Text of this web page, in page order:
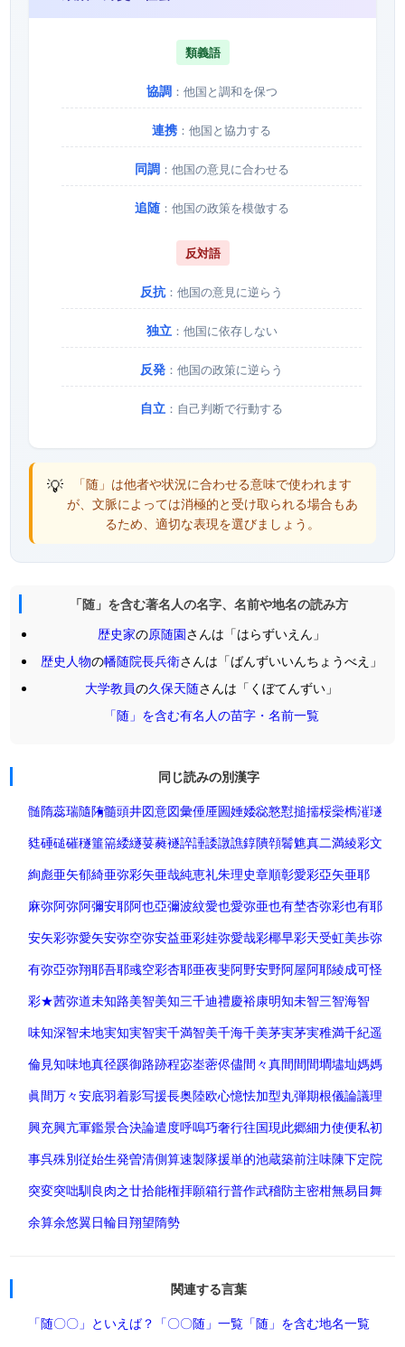
類義語
協調：他国と調和を保つ
連携 ：他国と協力する
同調：他国の意見に合わせる
追随：他国の政策を模倣する
反対語
反抗 ：他国の意見に逆らう
独立：他国に依存しない
反発 ：他国の政策に逆らう
自立 ：自己判断で行動する
💡
「随」は他者や状況に合わせる意味で使われます
が、文脈によっては消極的と受け取られる場合もあ
るため、適切な表現を選びましょう。
「随」を含む著名人の名字、名前や地名の読み方
歴史家の原随園さんは「はらずいえん」
歴史人物の幡随院長兵衛さんは「ばんずいいんちょうべえ」
大学教員の久保天随さんは「くぼてんずい」
「随」を含む有名人の苗字・名前一覧
同じ読みの別漢字
髄隋蕊瑞隨陏髓頭井図意図彙倕厜圌娷婑惢憝懟搥擩桵橤檇漼璲
甤硾磓磪穟箠篅緌繸荽蕤襚誶諈諉譈譙錞隤顇鬌魋真二満綾彩文
絢彪亜矢郁綺亜弥彩矢亜哉純恵礼朱理史章順彰愛彩亞矢亜耶
麻弥阿弥阿彌安耶阿也亞彌波紋愛也愛弥亜也有埜杏弥彩也有耶
安矢彩弥愛矢安弥空弥安益亜彩娃弥愛哉彩椰早彩天受虹美歩弥
有弥亞弥翔耶吾耶彧空彩杏耶亜夜斐阿野安野阿屋阿耶綾成可怪
彩★茜弥道未知路美智美知三千迪禮慶裕康明知未智三智海智
味知深智未地実知実智実千満智美千海千美茅実茅実稚満千紀遥
倫見知味地真径蹊御路跡程宓峚蔤侭儘間々真間間間墹壗圸媽媽
眞間万々安底羽着影写援長奥陸欧心憶怯加型丸弾期根儀論議理
興充興亢軍鑑景合決論遣度呼嗚巧奢行往国現此郷細力使便私初
事呉殊別従始生発曽清側算速製隊援単的池蔵築前注味陳下定院
突変突咄馴良肉之廿拾能権拝願箱行普作武稽防主密柑無易目舞
余算余悠翼日輪目翔望隋勢
関連する言葉
「随〇〇」といえば？ 「〇〇随」一覧 「随」を含む地名一覧